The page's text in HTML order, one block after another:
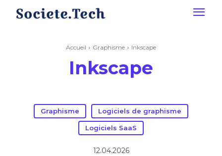
Accueil Graphisme Inkscape
Inkscape
Graphisme Logiciels de graphisme
Logiciels SaaS
12.04.2026